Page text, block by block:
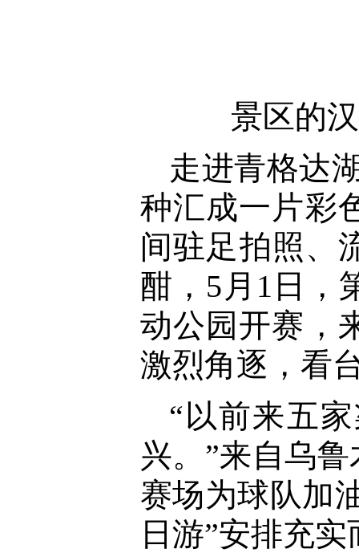
景区的
走进青格达
种汇成一片彩
间驻足拍照、
酣，5月1日，
动公园开赛，
激烈角逐，看
“以前来五
兴。”来自乌
赛场为球队加
日游”安排充